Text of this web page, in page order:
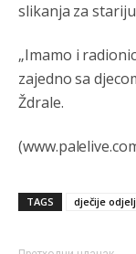
slikanja za
„Imamo i
zajedno sa
Ždrale.
TAGS dječije
sarajevu kako
Анонимно2798926
Uvijek se mora
saniraju glavnu